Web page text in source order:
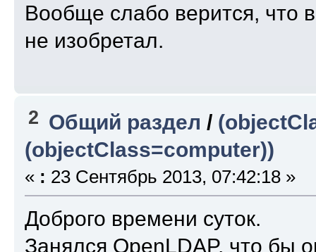
Вообще слабо верится, что
не изобретал.
2 Общий раздел /
(objectClass=computer))
« : 23 Сентябрь 2013, 07:42:18 »
Доброго времени суток.
Занялся OpenLDAP, что бы